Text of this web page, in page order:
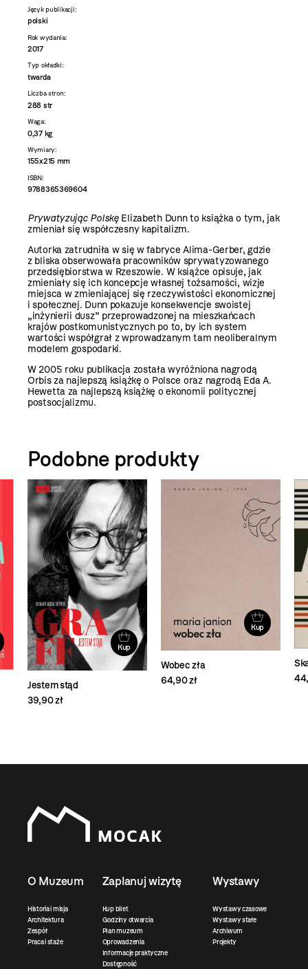
Język publikacji:
polski
Rok wydania:
2017
Typ okładki:
twarda
Liczba stron:
288 str
Waga:
0,37 kg
Wymiary:
155x215 mm
ISBN:
9788365369604
Prywatyzując PolskęElizabeth Dunn to książka o tym, jak
zmieniał się współczesny kapitalizm.
Autorka zatrudniła w się w fabryce Alima-Gerber, gdzie
z bliska obserwowała pracowników sprywatyzowanego
przedsiębiorstwa w Rzeszowie. W książce opisuje, jak
zmieniały się ich koncepcje własnej tożsamości, wizje
miejsca w zmieniającej się rzeczywistości ekonomicznej
i społecznej. Dunn pokazuje konsekwencje swoistej
„inżynierii dusz” przeprowadzonej na mieszkańcach
krajów postkomunistycznych po to, by ich system
wartości współgrał z wprowadzanym tam neoliberalnym
modelem gospodarki.
W 2005 roku publikacja została wyróżniona nagrodą
Orbis za najlepszą książkę o Polsce oraz nagrodą Eda A.
Hewetta za najlepszą książkę o ekonomii politycznej
postsocjalizmu.
Podobne produkty
Kup
Jestem stąd
39,90 zł
Kup
Wobec zła
64,90 zł
O Muzeum
Historia i misja
Architektura
Zespół
Praca i staże
Zaplanuj wizytę
Kup bilet
Godziny otwarcia
Plan muzeum
Oprowadzenia
Informacje praktyczne
Dostępność
Wystawy
Wystawy czasowe
Wystawy stałe
Archiwum
Projekty